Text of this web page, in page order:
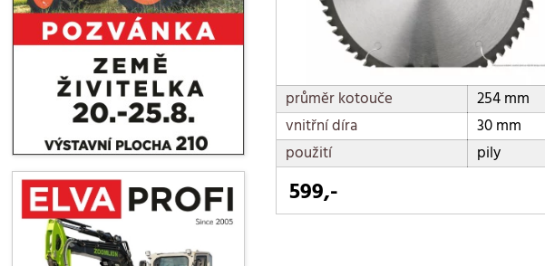
průměr kotouče
254 mm
vnitřní díra
30 mm
použití
pily
599,-